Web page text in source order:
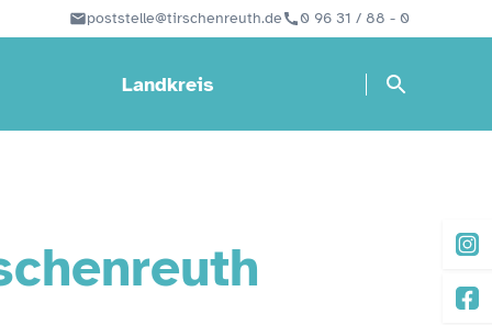
poststelle@tirschenreuth.de 0 96 31 / 88 - 0
Landkreis